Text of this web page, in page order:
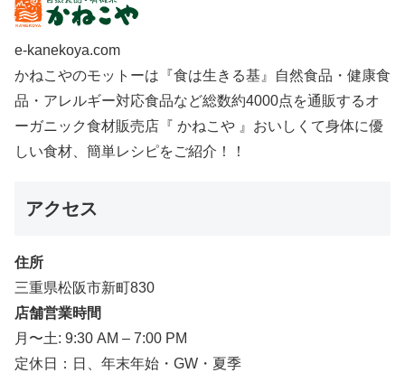
e-kanekoya.com
かねこやのモットーは『食は生きる基』自然食品・健康食
品・アレルギー対応食品など総数約4000点を通販するオ
ーガニック食材販売店『 かねこや 』おいしくて身体に優
しい食材、簡単レシピをご紹介！！
アクセス
住所
三重県松阪市新町830
店舗営業時間
月〜土: 9:30 AM – 7:00 PM
定休日：日、年末年始・GW・夏季